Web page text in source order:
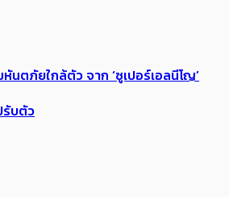
หันตภัยใกล้ตัว จาก ‘ซูเปอร์เอลนีโญ’
รับตัว